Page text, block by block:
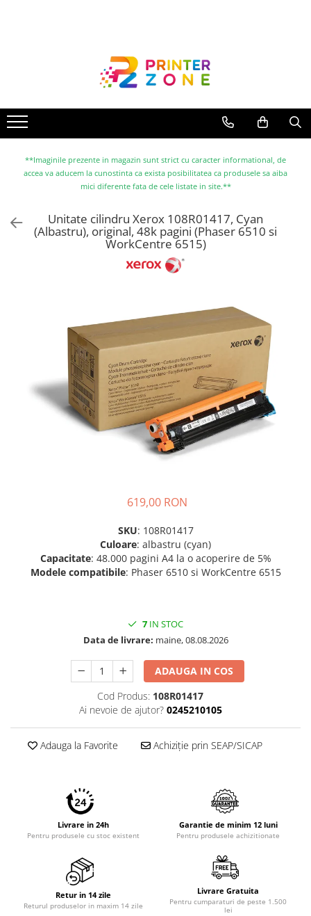
Imprimante cu jet
Multifunctionale laser
Multifunctionale cu jet
Imprimante etichete
Scanere
Imprimante matriciale
Consumabile imprimanta
Drum unit
Capete imprimare
Cartuse inkjet si cerneala
Tonere compatibile
Cartuse compatibile
Filament imprimanta 3D
Laptopuri / notebookuri
Accesorii laptop
Piese si accesorii
Accesorii Printing
Desktop PC
**Imaginile prezente in magazin sunt strict cu caracter informational, de
accea va aducem la cunostinta ca exista posibilitatea ca produsele sa aiba
mici diferente fata de cele listate in site.**
Unitate cilindru Xerox 108R01417, Cyan
(Albastru), original, 48k pagini (Phaser 6510 si
WorkCentre 6515)
619,00 RON
SKU: 108R01417
Culoare: albastru (cyan)
Capacitate: 48.000 pagini A4 la o acoperire de 5%
Modele compatibile: Phaser 6510 si WorkCentre 6515
7 IN STOC
Data de livrare: maine, 08.08.2026
ADAUGA IN COS
Cod Produs: 108R01417
Ai nevoie de ajutor? 0245210105
Adauga la Favorite Achiziție prin SEAP/SICAP
Livrare in 24h
Pentru produsele cu stoc existent
Garantie de minim 12 luni
Pentru produsele achizitionate
Retur in 14 zile
Returul produselor in maxim 14 zile
Livrare Gratuita
Pentru cumparaturi de peste 1.500
lei